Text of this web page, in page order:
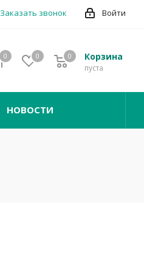
Войти
Заказать звонок
0 0 Корзина
0
пуста
0
НОВОСТИ